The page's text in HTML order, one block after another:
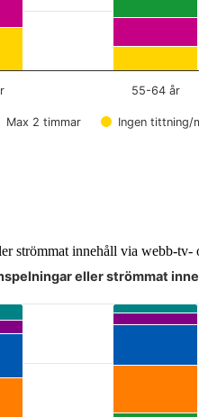
Max 2 timmar Ingen tittning/
55-64 år
strömmat innehåll via webb-tv-
eller strömmat